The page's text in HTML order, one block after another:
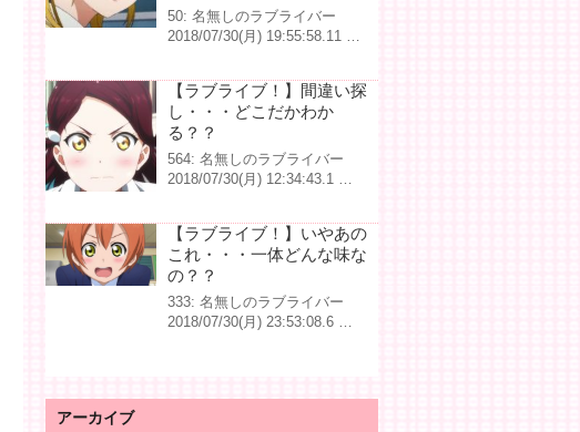
50: 名無しのラブライバー
2018/07/30(月) 19:55:58.11 …
【ラブライブ！】間違い探
し・・・どこだかわか
る？？
564: 名無しのラブライバー
2018/07/30(月) 12:34:43.1 …
【ラブライブ！】いやあの
これ・・・一体どんな味な
の？？
333: 名無しのラブライバー
2018/07/30(月) 23:53:08.6 …
アーカイブ